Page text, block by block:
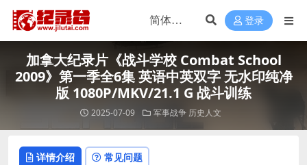
登录
加拿大纪录片《战斗学校 Combat School
2009》第一季全6集 英语中英双字 无水印纯净
版 1080P/MKV/21.1 G 战斗训练
2025-07-09 军事战争 历史人文
详情介绍 常见问题